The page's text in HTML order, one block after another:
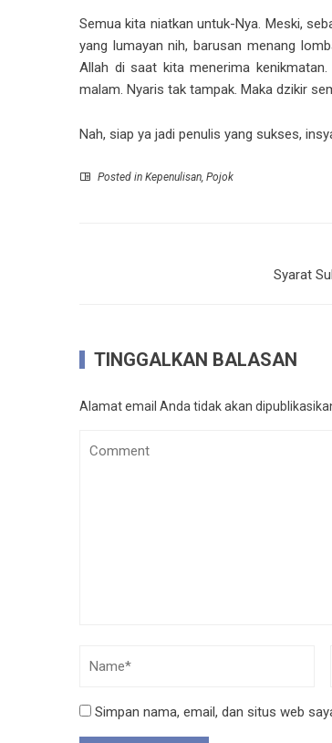
Semua kita niatkan untuk-Nya. Meski,
yang lumayan nih, barusan menang
Allah di saat kita menerima
malam. Nyaris tak tampak. Maka dzikir
Nah, siap ya jadi penulis yang sukses,
Posted in Kepenulisan, Pojok
Syarat
TINGGALKAN BALASAN
Alamat email Anda tidak akan
Simpan nama, email, dan situs web